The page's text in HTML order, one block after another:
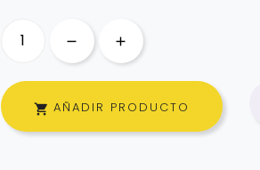
 AÑADIR PRODUCTO